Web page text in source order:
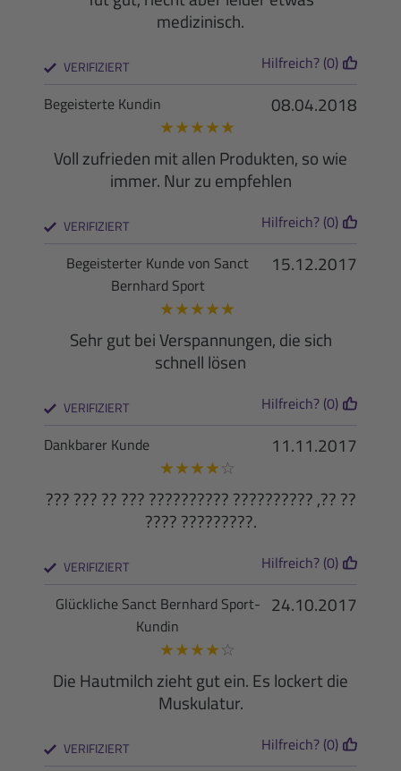
medizinisch.
VERIFIZIERT Hilfreich? (0)
08.04.2018
Begeisterte Kundin
★★★★★
Voll zufrieden mit allen Produkten, so wie
immer. Nur zu empfehlen
VERIFIZIERT Hilfreich? (0)
15.12.2017
Begeisterter Kunde von Sanct
Bernhard Sport
★★★★★
Sehr gut bei Verspannungen, die sich
schnell lösen
VERIFIZIERT Hilfreich? (0)
11.11.2017
Dankbarer Kunde
★★★★ ☆
??? ??? ?? ??? ?????????? ?????????? ,?? ??
???? ?????????.
VERIFIZIERT Hilfreich? (0)
24.10.2017
Glückliche Sanct Bernhard Sport-
Kundin
★★★★ ☆
Die Hautmilch zieht gut ein. Es lockert die
Muskulatur.
VERIFIZIERT Hilfreich? (0)